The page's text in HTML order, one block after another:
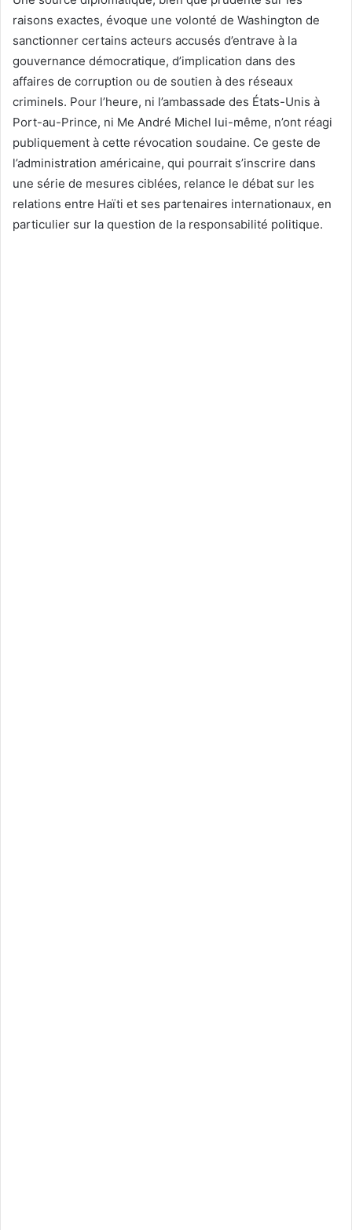
raisons exactes, évoque une volonté de Washington de
sanctionner certains acteurs accusés d’entrave à la
gouvernance démocratique, d’implication dans des
affaires de corruption ou de soutien à des réseaux
criminels. Pour l’heure, ni l’ambassade des États-Unis à
Port-au-Prince, ni Me André Michel lui-même, n’ont réagi
publiquement à cette révocation soudaine. Ce geste de
l’administration américaine, qui pourrait s’inscrire dans
une série de mesures ciblées, relance le débat sur les
relations entre Haïti et ses partenaires internationaux, en
particulier sur la question de la responsabilité politique.